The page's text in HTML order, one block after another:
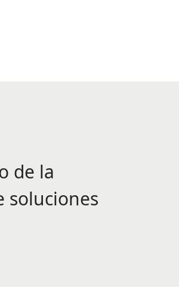
de la
soluciones